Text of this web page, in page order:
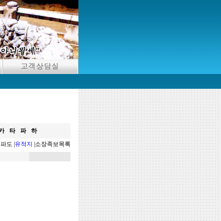
타 파
하
도 유적지 소장족보목록